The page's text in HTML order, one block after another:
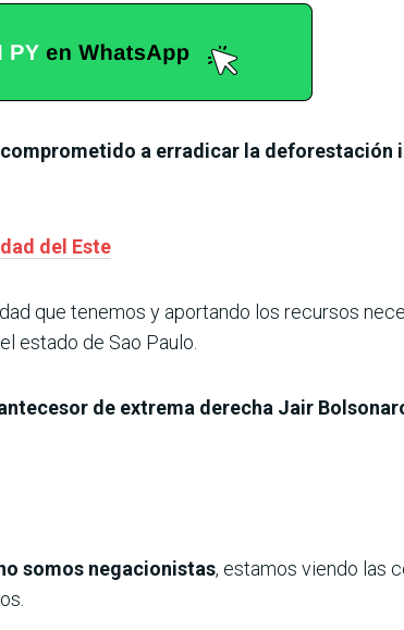
comprometido a erradicar la deforestación
del Este
que tenemos y aportando los recursos
estado de Sao Paulo.
de extrema derecha Jair
somos negacionistas, estamos viendo las